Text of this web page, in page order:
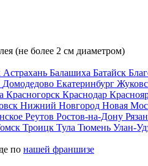
(не более 2 см диаметром)
Астрахань Балашиха Батайск
Домодедово Екатеринбург
Красногорск Краснодар
Нижний Новгород Новая
Реутов Ростов-на-Дону
Троицк Тула Тюмень Улан-
по нашей франшизе